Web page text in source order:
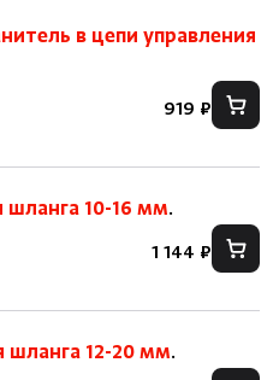
в цепи управления
919 ₽
10-16 мм.
1 144 ₽
шланга 12-20 мм.